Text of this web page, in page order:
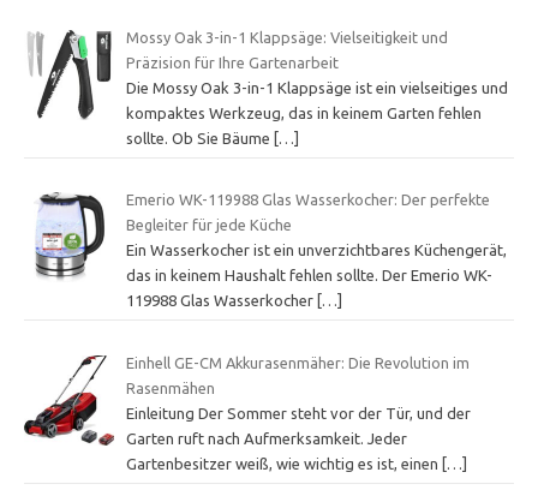
Mossy Oak 3-in-1 Klappsäge: Vielseitigkeit und
Präzision für Ihre Gartenarbeit
Die Mossy Oak 3-in-1 Klappsäge ist ein vielseitiges und
kompaktes Werkzeug, das in keinem Garten fehlen
sollte. Ob Sie Bäume
[…]
Emerio WK-119988 Glas Wasserkocher: Der perfekte
Begleiter für jede Küche
Ein Wasserkocher ist ein unverzichtbares Küchengerät,
das in keinem Haushalt fehlen sollte. Der Emerio WK-
119988 Glas Wasserkocher […]
Einhell GE-CM Akkurasenmäher: Die Revolution im
Rasenmähen
Einleitung Der Sommer steht vor der Tür, und der
Garten ruft nach Aufmerksamkeit. Jeder
Gartenbesitzer weiß, wie wichtig es ist, einen
[…]